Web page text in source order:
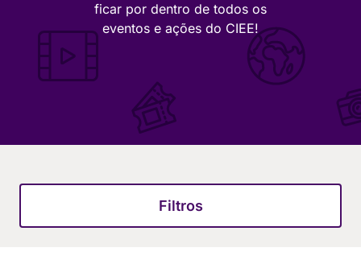
ficar por dentro de todos os
eventos e ações do CIEE!
Filtros